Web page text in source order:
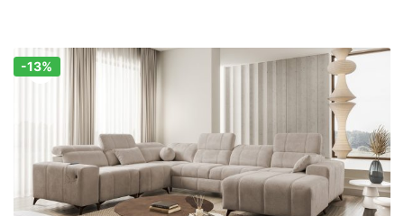
Zľava!
-13%